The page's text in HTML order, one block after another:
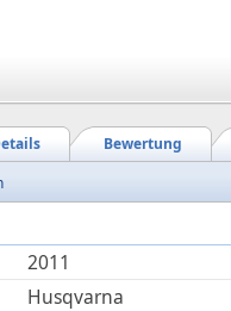
Bewertung
2011
Husqvarna